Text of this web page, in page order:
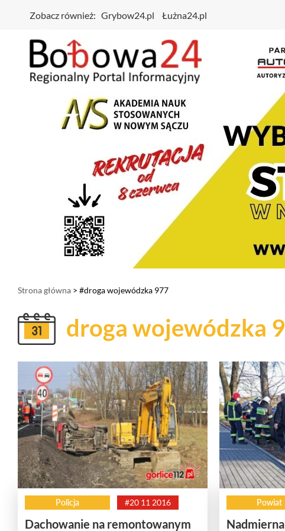
Zobacz również: Grybow24.pl Łużna24.pl
Strona główna > #droga wojewódzka 977
droga wojewódzka
Policja #20 11 2016
Dachowanie na remontowanym
Powiat